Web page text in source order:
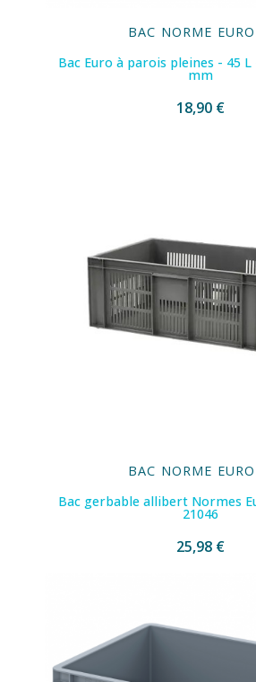
BAC NORME
Bac Euro à parois pleines - 45 L
mm
18,90 €
BAC NORME
Bac gerbable allibert Normes
21046
25,98 €